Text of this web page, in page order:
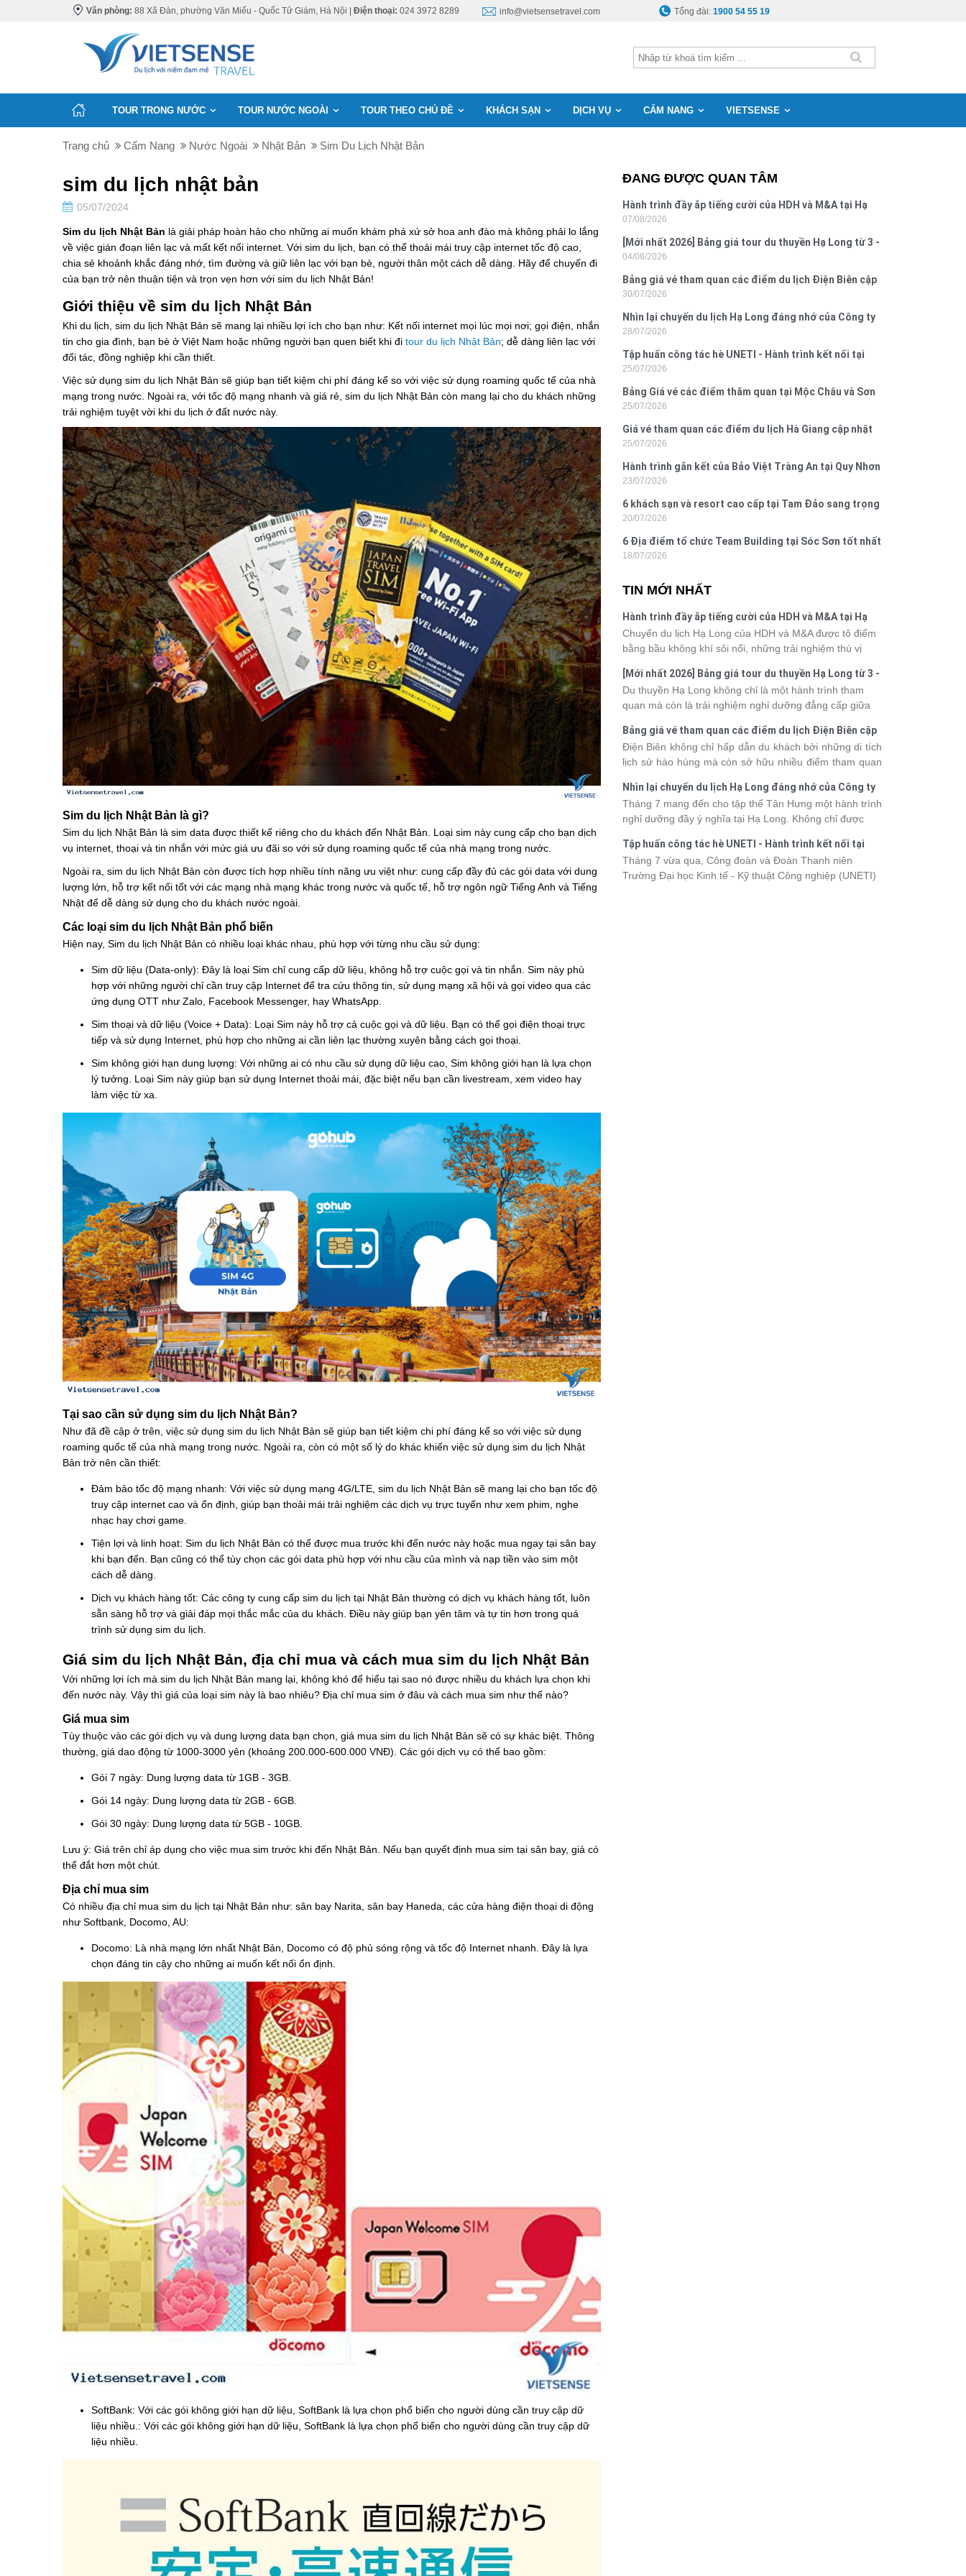
Văn phòng: 88 Xã Đàn, phường Văn Miếu - Quốc Tử Giám, Hà Nội | Điện thoại: 024 3972 8289 info@vietsensetravel.com Tổng đài:1900 54 55 19
TOUR TRONG NƯỚC TOUR NƯỚC NGOÀI TOUR THEO CHỦ ĐỀ KHÁCH SẠN DỊCH VỤ CẨM NANG VIETSENSE
Trang chủ Cẩm Nang Nước Ngoài Nhật Bản Sim Du Lịch Nhật Bản
sim du lịch nhật bản
05/07/2024
Sim du lịch Nhật Bản là giải pháp hoàn hảo cho những ai muốn khám phá xứ sở hoa anh đào mà không phải lo lắng
về việc gián đoạn liên lạc và mất kết nối internet. Với sim du lịch, bạn có thể thoải mái truy cập internet tốc độ cao,
chia sẻ khoảnh khắc đáng nhớ, tìm đường và giữ liên lạc với bạn bè, người thân một cách dễ dàng. Hãy để chuyến đi
của bạn trở nên thuận tiện và trọn vẹn hơn với sim du lịch Nhật Bản!
Giới thiệu về sim du lịch Nhật Bản
Khi du lịch, sim du lịch Nhật Bản sẽ mang lại nhiều lợi ích cho bạn như: Kết nối internet mọi lúc mọi nơi; gọi điện, nhắn
tin cho gia đình, bạn bè ở Việt Nam hoặc những người bạn quen biết khi đi tour du lịch Nhật Bản; dễ dàng liên lạc với
đối tác, đồng nghiệp khi cần thiết.
Việc sử dụng sim du lịch Nhật Bản sẽ giúp bạn tiết kiệm chi phí đáng kể so với việc sử dụng roaming quốc tế của nhà
mạng trong nước. Ngoài ra, với tốc độ mạng nhanh và giá rẻ, sim du lịch Nhật Bản còn mang lại cho du khách những
trải nghiệm tuyệt vời khi du lịch ở đất nước này.
Sim du lịch Nhật Bản là gì?
Sim du lịch Nhật Bản là sim data được thiết kế riêng cho du khách đến Nhật Bản. Loại sim này cung cấp cho bạn dịch
vụ internet, thoại và tin nhắn với mức giá ưu đãi so với sử dụng roaming quốc tế của nhà mạng trong nước.
Ngoài ra, sim du lịch Nhật Bản còn được tích hợp nhiều tính năng ưu việt như: cung cấp đầy đủ các gói data với dung
lượng lớn, hỗ trợ kết nối tốt với các mạng nhà mạng khác trong nước và quốc tế, hỗ trợ ngôn ngữ Tiếng Anh và Tiếng
Nhật để dễ dàng sử dụng cho du khách nước ngoài.
Các loại sim du lịch Nhật Bản phổ biến
Hiện nay, Sim du lịch Nhật Bản có nhiều loại khác nhau, phù hợp với từng nhu cầu sử dụng:
Sim dữ liệu (Data-only): Đây là loại Sim chỉ cung cấp dữ liệu, không hỗ trợ cuộc gọi và tin nhắn. Sim này phù
hợp với những người chỉ cần truy cập Internet để tra cứu thông tin, sử dụng mạng xã hội và gọi video qua các
ứng dụng OTT như Zalo, Facebook Messenger, hay WhatsApp.
Sim thoại và dữ liệu (Voice + Data): Loại Sim này hỗ trợ cả cuộc gọi và dữ liệu. Bạn có thể gọi điện thoại trực
tiếp và sử dụng Internet, phù hợp cho những ai cần liên lạc thường xuyên bằng cách gọi thoại.
Sim không giới hạn dung lượng: Với những ai có nhu cầu sử dụng dữ liệu cao, Sim không giới hạn là lựa chọn
lý tưởng. Loại Sim này giúp bạn sử dụng Internet thoải mái, đặc biệt nếu bạn cần livestream, xem video hay
làm việc từ xa.
Tại sao cần sử dụng sim du lịch Nhật Bản?
Như đã đề cập ở trên, việc sử dụng sim du lịch Nhật Bản sẽ giúp bạn tiết kiệm chi phí đáng kể so với việc sử dụng
roaming quốc tế của nhà mạng trong nước. Ngoài ra, còn có một số lý do khác khiến việc sử dụng sim du lịch Nhật
Bản trở nên cần thiết:
Đảm bảo tốc độ mạng nhanh: Với việc sử dụng mạng 4G/LTE, sim du lịch Nhật Bản sẽ mang lại cho bạn tốc độ
truy cập internet cao và ổn định, giúp bạn thoải mái trải nghiệm các dịch vụ trực tuyến như xem phim, nghe
nhạc hay chơi game.
Tiện lợi và linh hoạt: Sim du lịch Nhật Bản có thể được mua trước khi đến nước này hoặc mua ngay tại sân bay
khi bạn đến. Bạn cũng có thể tùy chọn các gói data phù hợp với nhu cầu của mình và nạp tiền vào sim một
cách dễ dàng.
Dịch vụ khách hàng tốt: Các công ty cung cấp sim du lịch tại Nhật Bản thường có dịch vụ khách hàng tốt, luôn
sẵn sàng hỗ trợ và giải đáp mọi thắc mắc của du khách. Điều này giúp bạn yên tâm và tự tin hơn trong quá
trình sử dụng sim du lịch.
Giá sim du lịch Nhật Bản, địa chỉ mua và cách mua sim du lịch Nhật Bản
Với những lợi ích mà sim du lịch Nhật Bản mang lại, không khó để hiểu tại sao nó được nhiều du khách lựa chọn khi
đến nước này. Vậy thì giá của loại sim này là bao nhiêu? Địa chỉ mua sim ở đâu và cách mua sim như thế nào?
Giá mua sim
Tùy thuộc vào các gói dịch vụ và dung lượng data bạn chọn, giá mua sim du lịch Nhật Bản sẽ có sự khác biệt. Thông
thường, giá dao động từ 1000-3000 yên (khoảng 200.000-600.000 VNĐ). Các gói dịch vụ có thể bao gồm:
Gói 7 ngày: Dung lượng data từ 1GB - 3GB.
Gói 14 ngày: Dung lượng data từ 2GB - 6GB.
Gói 30 ngày: Dung lượng data từ 5GB - 10GB.
Lưu ý: Giá trên chỉ áp dụng cho việc mua sim trước khi đến Nhật Bản. Nếu bạn quyết định mua sim tại sân bay, giá có
thể đắt hơn một chút.
Địa chỉ mua sim
Có nhiều địa chỉ mua sim du lịch tại Nhật Bản như: sân bay Narita, sân bay Haneda, các cửa hàng điện thoại di động
như Softbank, Docomo, AU:
Docomo: Là nhà mạng lớn nhất Nhật Bản, Docomo có độ phủ sóng rộng và tốc độ Internet nhanh. Đây là lựa
chọn đáng tin cậy cho những ai muốn kết nối ổn định.
SoftBank: Với các gói không giới hạn dữ liệu, SoftBank là lựa chọn phổ biến cho người dùng cần truy cập dữ
liệu nhiều.: Với các gói không giới hạn dữ liệu, SoftBank là lựa chọn phổ biến cho người dùng cần truy cập dữ
liệu nhiều.
ĐANG ĐƯỢC QUAN TÂM
Hành trình đầy ắp tiếng cười của HDH và M&A tại Hạ
Long
07/08/2026
[Mới nhất 2026] Bảng giá tour du thuyền Hạ Long từ 3 -
6 sao
04/08/2026
Bảng giá vé tham quan các điểm du lịch Điện Biên cập
nhật 2026
30/07/2026
Nhìn lại chuyến du lịch Hạ Long đáng nhớ của Công ty
Tân Hưng 2026
28/07/2026
Tập huấn công tác hè UNETI - Hành trình kết nối tại
Hòn Dấu, Đồ Sơn
25/07/2026
Bảng Giá vé các điểm thăm quan tại Mộc Châu và Sơn
La 2026
25/07/2026
Giá vé tham quan các điểm du lịch Hà Giang cập nhật
2026
25/07/2026
Hành trình gắn kết của Bảo Việt Tràng An tại Quy Nhơn
- Phú Yên
23/07/2026
6 khách sạn và resort cao cấp tại Tam Đảo sang trọng
tiện nghi
20/07/2026
6 Địa điểm tổ chức Team Building tại Sóc Sơn tốt nhất
hiện nay
18/07/2026
TIN MỚI NHẤT
Hành trình đầy ắp tiếng cười của HDH và M&A tại Hạ
Long
Chuyến du lịch Hạ Long của HDH và M&A được tô điểm
bằng bầu không khí sôi nổi, những trải nghiệm thú vị
quan thiên nhiên đến những phút giây đồng hành bên
nhau, tất cả đã tạo nên một chuyến đi tràn đầy cảm xúc
và dấu ấn khó quên.
[Mới nhất 2026] Bảng giá tour du thuyền Hạ Long từ 3 -
6 sao
Du thuyền Hạ Long không chỉ là một hành trình tham
quan mà còn là trải nghiệm nghỉ dưỡng đẳng cấp giữa
thuyền sẽ có mức giá và dịch vụ khác nhau, khiến nhiều
du khách băn khoăn khi lựa chọn. Bài viết dưới đây sẽ
cập nhật bảng giá tour du thuyền Hạ Long mới nhất
2026 từ 3 - 6 sao, giúp bạn dễ dàng so sánh và tìm
được hành trình phù hợp với nhu cầu cũng như ngân
sách.
Bảng giá vé tham quan các điểm du lịch Điện Biên cập
nhật 2026
Điện Biên không chỉ hấp dẫn du khách bởi những di tích
lịch sử hào hùng mà còn sở hữu nhiều điểm tham quan
đang lên kế hoạch khám phá vùng đất này, việc cập nhật
trước giá vé sẽ giúp bạn chủ động hơn trong lịch trình và
chi phí. Cùng Vietsense Travel tham khảo bảng giá vé
tham quan các điểm du lịch Điện Biênmới nhất năm
2026 ngay dưới đây.
Nhìn lại chuyến du lịch Hạ Long đáng nhớ của Công ty
Tân Hưng 2026
Tháng 7 mang đến cho tập thể Tân Hưng một hành trình
nghỉ dưỡng đầy ý nghĩa tại Hạ Long. Không chỉ được
thành viên còn có dịp gắn kết, sẻ chia và lưu giữ nhiều
khoảnh khắc đáng nhớ. Hãy cùng nhìn lại chuyến đi
ngập tràn niềm vui và những trải nghiệm khó quên.
Tập huấn công tác hè UNETI - Hành trình kết nối tại
Hòn Dấu, Đồ Sơn
Tháng 7 vừa qua, Công đoàn và Đoàn Thanh niên
Trường Đại học Kinh tế - Kỹ thuật Công nghiệp (UNETI)